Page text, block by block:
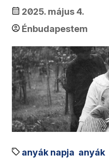
2025. május 4.
Énbudapestem
anyák napja anyák